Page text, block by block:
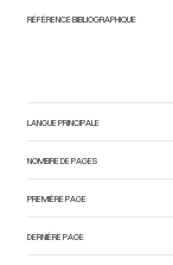
RÉFÉRENCE BIBLIOGRAPHIQUE
LANGUE PRINCIPALE
NOMBRE DE PAGES
PREMIÈRE PAGE
DERNIÈRE PAGE